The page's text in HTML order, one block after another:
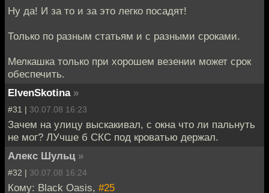
Ну да! И за то и за это легко посадят!
Только по разным статьям и с разными сроками.
Мелкашка только при хорошем везении может срок
обеспечить.
ElvenSkotina »
#31 | 30.07.08 16:23
Зачем на улицу выскакивал, с окна что ли пальнуть
не мог? ЛУчше б СКС под кроватью держал.
Алекс Шульц »
#32 | 30.07.08 16:24
Кому: Black Oasis, #25